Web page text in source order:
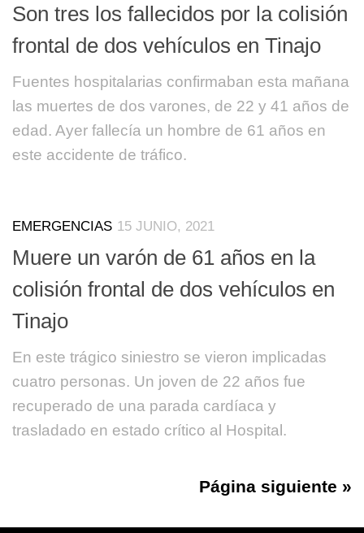
Son tres los fallecidos por la colisión
frontal de dos vehículos en Tinajo
Fuentes hospitalarias confirmaban esta mañana
las muertes de dos varones, de 22 y 41 años de
edad. Ayer fallecía un hombre de 61 años en
este accidente de tráfico.
EMERGENCIAS 15 JUNIO, 2021
Muere un varón de 61 años en la
colisión frontal de dos vehículos en
Tinajo
En este trágico siniestro se vieron implicadas
cuatro personas. Un joven de 22 años fue
recuperado de una parada cardíaca y
trasladado en estado crítico al Hospital.
Página siguiente »